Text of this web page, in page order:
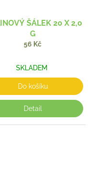
ŠÁLEK 20 X 2,0
G
56 Kč
SKLADEM
Do košíku
Detail